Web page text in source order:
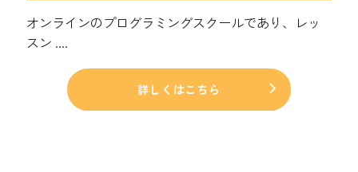
オンラインのプログラミングスクールであり、レッ
スン ....
詳しくはこちら